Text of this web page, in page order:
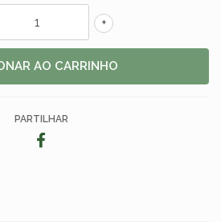
+
PARTILHAR